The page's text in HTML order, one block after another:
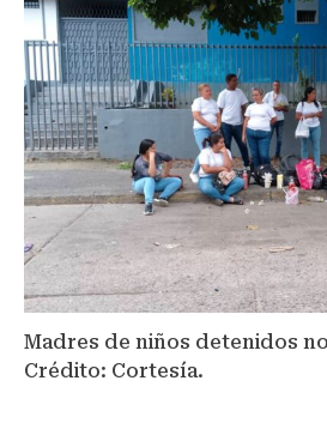
Madres de niños detenidos
Crédito: Cortesía.